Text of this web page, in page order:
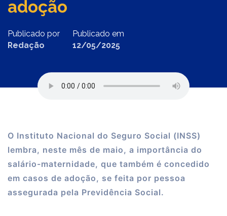
adoção
Publicado por
Redação
Publicado em
12/05/2025
O Instituto Nacional do Seguro Social (INSS)
lembra, neste mês de maio, a importância do
salário-maternidade, que também é concedido
em casos de adoção, se feita por pessoa
assegurada pela Previdência Social.